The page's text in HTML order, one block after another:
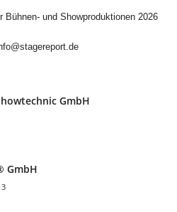
und Showproduktionen 2026
GmbH
GmbH